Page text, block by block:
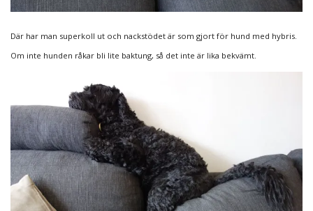
Där har man superkoll ut och nackstödet är som gjort för hund med hybris.
Om inte hunden råkar bli lite baktung, så det inte är lika bekvämt.